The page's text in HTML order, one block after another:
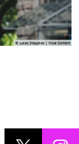
© Lukas Steppkes | N1ce Content